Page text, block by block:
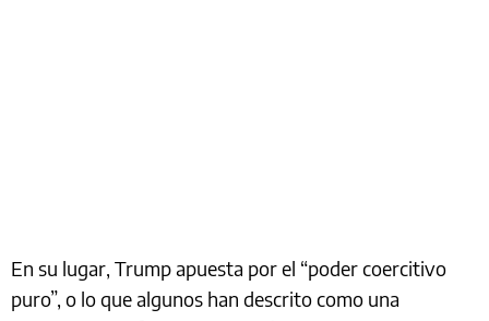
En su lugar, Trump apuesta por el “poder coercitivo
puro”, o lo que algunos han descrito como una